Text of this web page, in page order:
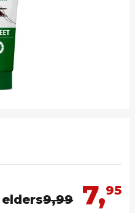
7,95
elders9,99